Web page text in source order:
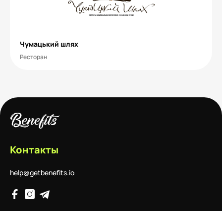
Чумацький шлях
Ресторан
Контакты
help@getbenefits.io